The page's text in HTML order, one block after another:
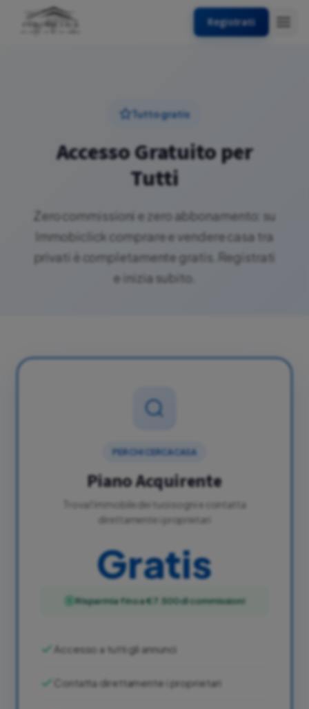
Registrati
Tutto gratis
Accesso Gratuito per
Tutti
Zero commissioni e zero abbonamento: su
Immobiclick comprare e vendere casa tra
privati è completamente gratis. Registrati
e inizia subito.
PER CHI CERCA CASA
Piano Acquirente
Trova l'immobile dei tuoi sogni e contatta
direttamente i proprietari
Gratis
Risparmia fino a €7.500 di commissioni
Accesso a tutti gli annunci
Contatta direttamente i proprietari